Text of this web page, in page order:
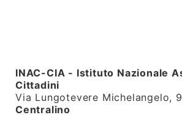
INAC-CIA - Istituto Nazionale
Cittadini
Via Lungotevere Michelangelo,
Centralino